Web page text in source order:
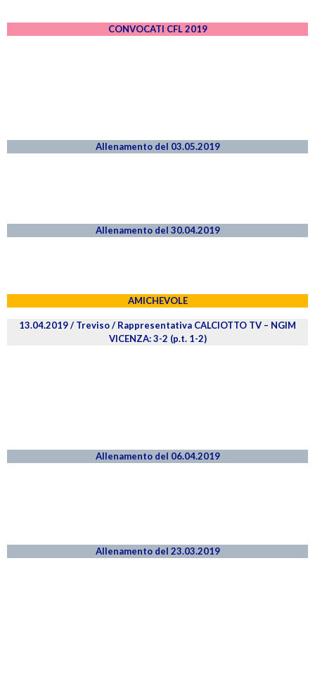
CONVOCATI CFL 2019
Allenamento del 03.05.2019
Allenamento del 30.04.2019
AMICHEVOLE
13.04.2019 / Treviso / Rappresentativa CALCIOTTO TV – NGIM
VICENZA: 3-2 (p.t. 1-2)
Allenamento del 06.04.2019
Allenamento del 23.03.2019